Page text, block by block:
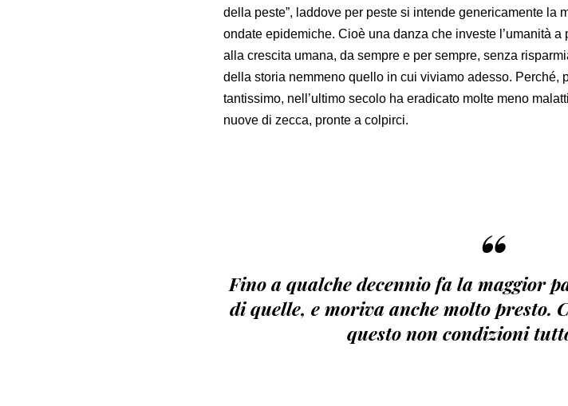
della peste”, laddove per peste si intende genericamente la
ondate epidemiche. Cioè una danza che investe l’umanità
alla crescita umana, da sempre e per sempre, senza
della storia nemmeno quello in cui viviamo adesso. Perché,
tantissimo, nell’ultimo secolo ha eradicato molte meno
nuove di zecca, pronte a colpirci.
“
Fino a qualche decennio fa la maggior
di quelle, e moriva anche molto presto.
questo non condizioni